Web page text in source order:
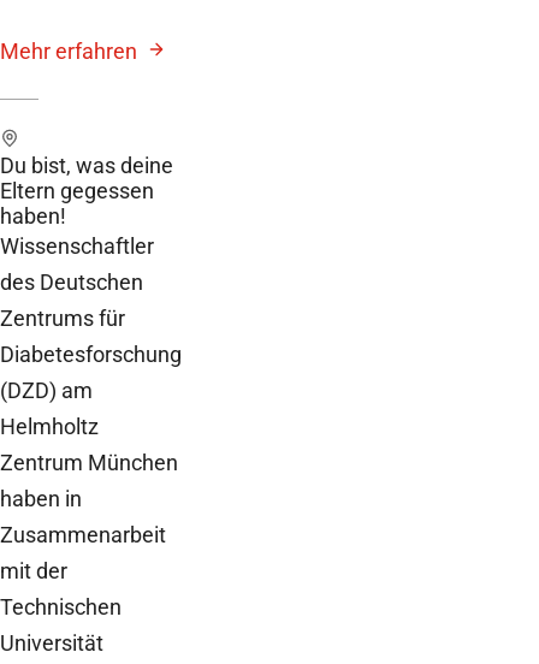
Mehr erfahren
Du bist, was deine
Eltern gegessen
haben!
Wissenschaftler
des Deutschen
Zentrums für
Diabetesforschung
(DZD) am
Helmholtz
Zentrum München
haben in
Zusammenarbeit
mit der
Technischen
Universität